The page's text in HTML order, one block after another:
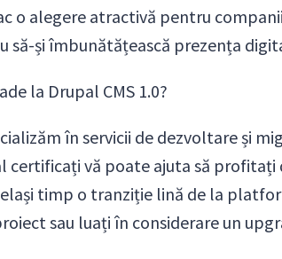
o alegere atractivă pentru
să-și îmbunătățească prezența
la Drupal CMS 1.0?
în servicii de dezvoltare și
certificați vă poate ajuta să profitați
timp o tranziție lină de la
sau luați în considerare un